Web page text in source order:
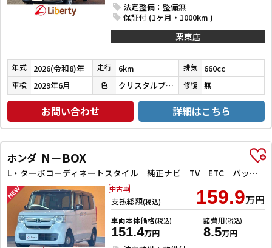
法定整備：整備無
保証付 (1ヶ月・1000km )
栗東店
年式 2026(令和8)年 走行 6km 排気 660cc
車検 2029年6月 色 クリスタルブラックパール 修復 無
お問い合わせ 詳細はこちら
ホンダ N－BOX
L・ターボコーディネートスタイル 純正ナビ TV ETC バックカメラ 両側電動スライドドア クリアランスソナー オートクルーズコントロール レーンアシスト 衝突被害軽減システム オートライト スマートキー アイドリングストップ
支払総額(税込) 159.9万円
車両本体価格(税込)
151.4万円
諸費用(税込)
8.5万円
中古車